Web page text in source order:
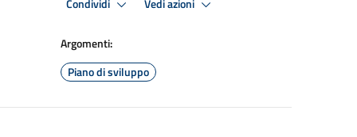
Condividi Vedi azioni
Argomenti:
Piano di sviluppo